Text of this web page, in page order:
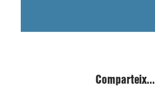
Comparteix...